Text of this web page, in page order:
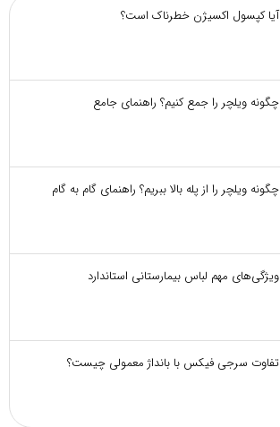
آیا کپسول اکسیژن خطرناک است؟
چگونه ویلچر را جمع کنیم؟ راهنمای جامع
چگونه ویلچر را از پله بالا ببریم؟ راهنمای گام به گام
ویژگی‌های مهم لباس بیمارستانی استاندارد
تفاوت سرجی‌ فیکس با بانداژ معمولی چیست؟